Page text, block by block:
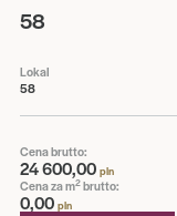
58
Lokal
58
Cena brutto:
24 600,00 pln
Cena za m2brutto:
0,00 pln